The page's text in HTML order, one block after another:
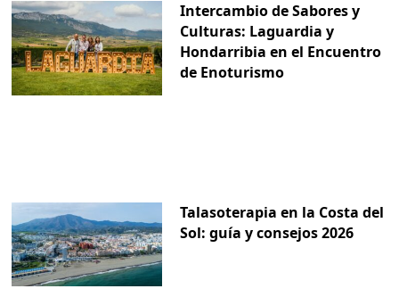
Intercambio de Sabores y
Culturas: Laguardia y
Hondarribia en el Encuentro
de Enoturismo
Talasoterapia en la Costa del
Sol: guía y consejos 2026